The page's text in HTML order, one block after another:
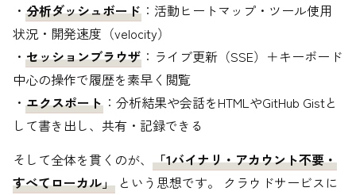
・ 分析ダッシュボード ：活動ヒートマップ・ツール使用
状況・開発速度（velocity）
・ セッションブラウザ ：ライブ更新（SSE）＋キーボード
中心の操作で履歴を素早く閲覧
・ エクスポート ：分析結果や会話をHTMLやGitHub Gistと
して書き出し、共有・記録できる
そして全体を貫くのが、 「1バイナリ・アカウント不要・
すべてローカル」 という思想です。 クラウドサービスに